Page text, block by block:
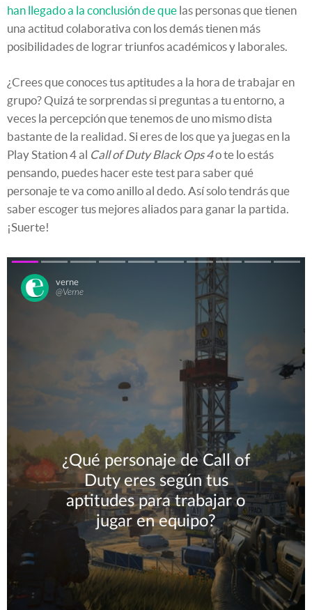
han llegado a la conclusión de que las personas que tienen
una actitud colaborativa con los demás tienen más
posibilidades de lograr triunfos académicos y laborales.
¿Crees que conoces tus aptitudes a la hora de trabajar en
grupo? Quizá te sorprendas si preguntas a tu entorno, a
veces la percepción que tenemos de uno mismo dista
bastante de la realidad. Si eres de los que ya juegas en la
Play Station 4 al Call of Duty Black Ops 4o te lo estás
pensando, puedes hacer este test para saber qué
personaje te va como anillo al dedo. Así solo tendrás que
saber escoger tus mejores aliados para ganar la partida.
¡Suerte!